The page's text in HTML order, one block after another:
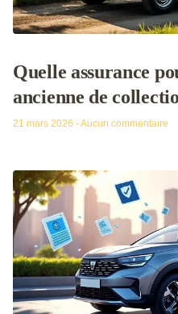
Quelle assurance
ancienne de
21 mars 2026 Aucun commentaire